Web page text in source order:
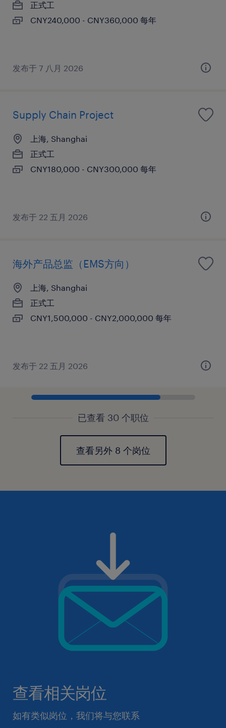
正式工
CNY240,000 - CNY360,000 每年
发布于 7 八月 2026
Supply Chain Project
上海, Shanghai
正式工
CNY180,000 - CNY300,000 每年
发布于 22 五月 2026
海外产品总监（EMS方向）
上海, Shanghai
正式工
CNY1,500,000 - CNY2,000,000 每年
发布于 22 五月 2026
已查看 30 个职位
查看另外 8 个岗位
查看相关岗位
如有类似岗位，我们将与您联系